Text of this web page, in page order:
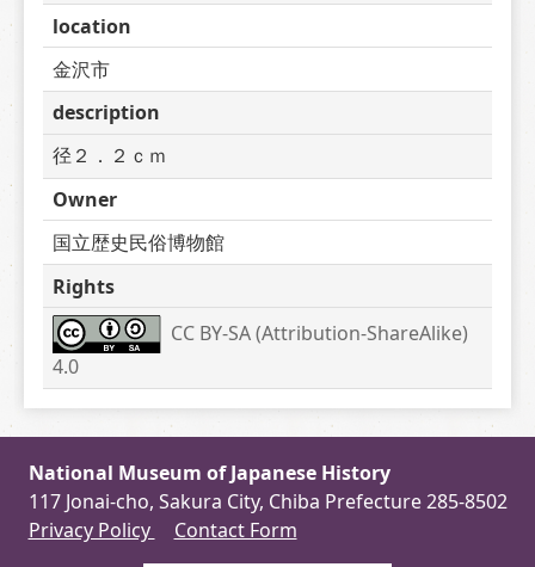
location
金沢市
description
径２．２ｃｍ
Owner
国立歴史民俗博物館
Rights
CC BY-SA (Attribution-ShareAlike)
4.0
National Museum of Japanese History
117 Jonai-cho, Sakura City, Chiba Prefecture 285-8502
Privacy Policy
Contact Form